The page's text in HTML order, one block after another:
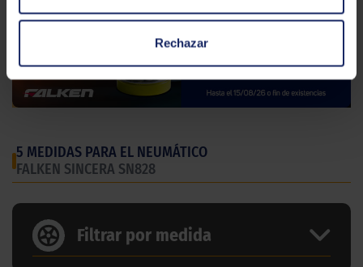
Rechazar
5 MEDIDAS PARA EL NEUMÁTICO
FALKEN SINCERA SN828
Filtrar por medida